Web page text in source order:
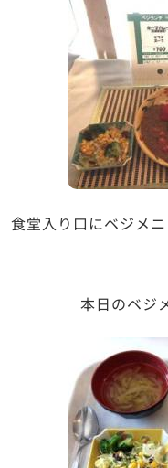
食堂入り口にベジメ
本日のベジ